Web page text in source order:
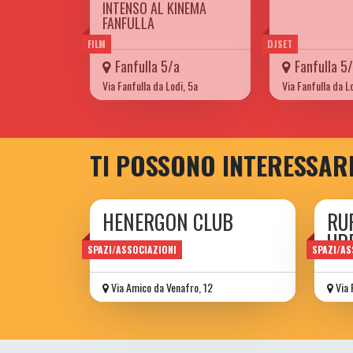
FILM
INTENSO AL KINEMA
FANFULLA
Fanfulla 5/a
Via Fanfulla da Lodi, 5a
DJSET
Fanfulla
Via Fanfulla da
TI POSSONO
SPAZI/ASSOCIAZIONI
HENERGON CLUB
Ass. Culturale
Via Amico da Venafro, 12
SPAZI/
Via